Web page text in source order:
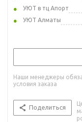
УЮТ в тц Апорт
УЮТ Алматы
Наши менеджеры
условия заказа
Поделиться